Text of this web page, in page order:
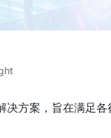
方案，旨在满足